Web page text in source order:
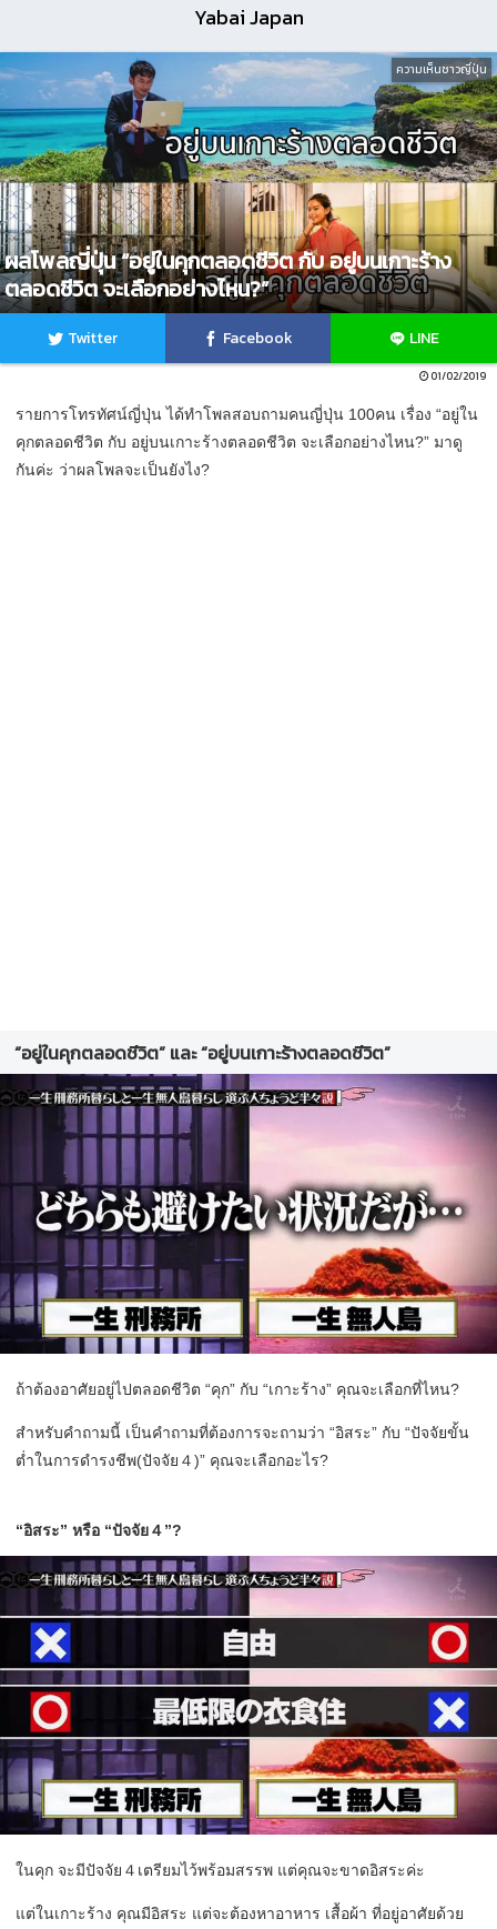
Yabai Japan
ผลโพลญี่ปุ่น “อยู่ในคุกตลอดชีวิต กับ อยู่บนเกาะร้าง
ตลอดชีวิต จะเลือกอย่างไหน?”
ความเห็นชาวญี่ปุ่น
Twitter Facebook LINE
01/02/2019
รายการโทรทัศน์ญี่ปุ่น ได้ทำโพลสอบถามคนญี่ปุ่น 100คน เรื่อง “อยู่ใน
คุกตลอดชีวิต กับ อยู่บนเกาะร้างตลอดชีวิต จะเลือกอย่างไหน?” มาดู
กันค่ะ ว่าผลโพลจะเป็นยังไง?
“อยู่ในคุกตลอดชีวิต” และ “อยู่บนเกาะร้างตลอดชีวิต”
ถ้าต้องอาศัยอยู่ไปตลอดชีวิต “คุก” กับ “เกาะร้าง” คุณจะเลือกที่ไหน?
สำหรับคำถามนี้ เป็นคำถามที่ต้องการจะถามว่า “อิสระ” กับ “ปัจจัยขั้น
ต่ำในการดำรงชีพ(ปัจจัย４)” คุณจะเลือกอะไร?
“อิสระ” หรือ “ปัจจัย４”?
ในคุก จะมีปัจจัย４เตรียมไว้พร้อมสรรพ แต่คุณจะขาดอิสระค่ะ
แต่ในเกาะร้าง คุณมีอิสระ แต่จะต้องหาอาหาร เสื้อผ้า ที่อยู่อาศัยด้วย